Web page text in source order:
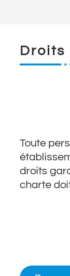
Toute
droits
charte